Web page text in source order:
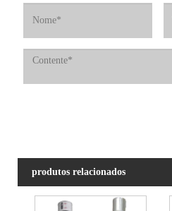
produtos relacionados